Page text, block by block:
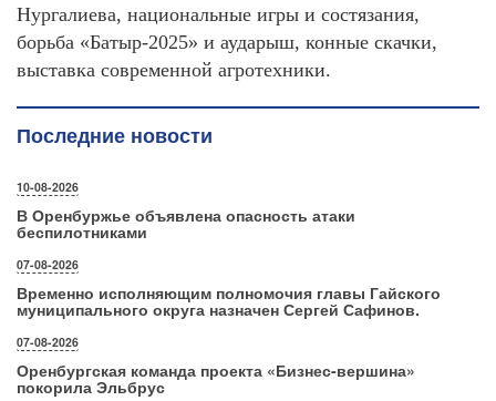
Нургалиева, национальные игры и состязания,
борьба «Батыр-2025» и аударыш, конные скачки,
выставка современной агротехники.
Последние новости
10-08-2026
В Оренбуржье объявлена опасность атаки
беспилотниками
07-08-2026
Временно исполняющим полномочия главы Гайского
муниципального округа назначен Сергей Сафинов.
07-08-2026
Оренбургская команда проекта «Бизнес‑вершина»
покорила Эльбрус